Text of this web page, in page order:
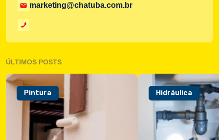
marketing@chatuba.com.br
ÚLTIMOS POSTS
Pintura Hidráulica